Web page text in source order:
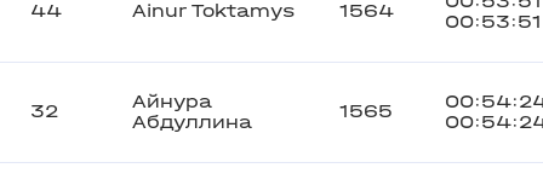
44 Ainur Toktamys 1564
00:53:51
32
Айнура
Абдуллина
1565